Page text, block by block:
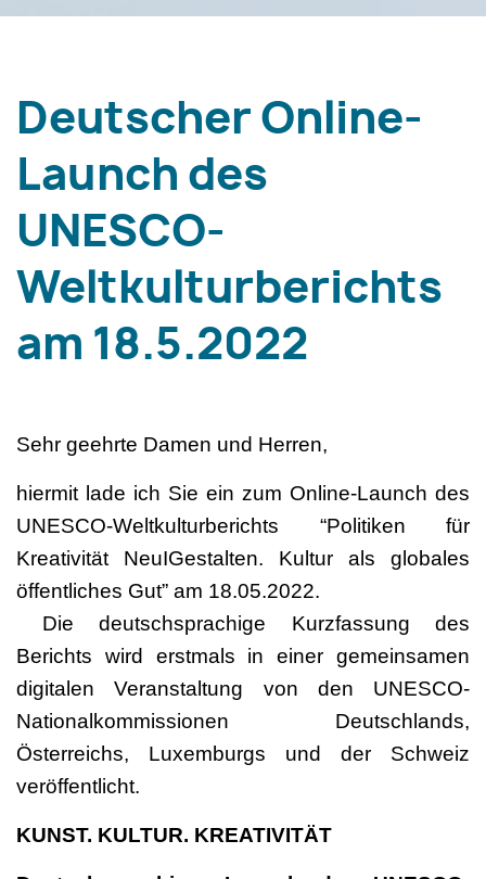
Deutscher Online-
Launch des
UNESCO-
Weltkulturberichts
am 18.5.2022
Sehr geehrte Damen und Herren,
hiermit lade ich Sie ein zum Online-Launch des
UNESCO-Weltkulturberichts “Politiken für
Kreativität NeuIGestalten. Kultur als globales
öffentliches Gut” am 18.05.2022.
Die deutschsprachige Kurzfassung des
Berichts wird erstmals in einer gemeinsamen
digitalen Veranstaltung von den UNESCO-
Nationalkommissionen Deutschlands,
Österreichs, Luxemburgs und der Schweiz
veröffentlicht.
KUNST. KULTUR. KREATIVITÄT